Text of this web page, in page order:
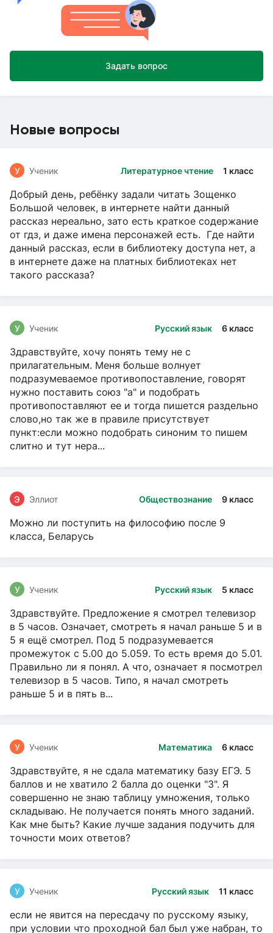
Задать вопрос
Новые вопросы
Литературное чтение 1 класс
У Ученик
Добрый день, ребёнку задали читать Зощенко
Большой человек, в интернете найти данный
рассказ нереально, зато есть краткое содержание
от гдз, и даже имена персонажей есть. Где найти
данный рассказ, если в библиотеку доступа нет, а
в интернете даже на платных библиотеках нет
такого рассказа?
Русский язык 6 класс
У Ученик
Здравствуйте, хочу понять тему не с
прилагательным. Меня больше волнует
подразумеваемое противопоставление, говорят
нужно поставить союз "а" и подобрать
противопоставляют ее и тогда пишется раздельно
слово,но так же в правиле присутствует
пункт:если можно подобрать синоним то пишем
слитно и тут нера...
Обществознание 9 класс
Э Эллиот
Можно ли поступить на философию после 9
класса, Беларусь
Русский язык 5 класс
У Ученик
Здравствуйте. Предложение я смотрел телевизор
в 5 часов. Означает, смотреть я начал раньше 5 и в
5 я ещё смотрел. Под 5 подразумевается
промежуток с 5.00 до 5.059. То есть время до 5.01.
Правильно ли я понял. А что, означает я посмотрел
телевизор в 5 часов. Типо, я начал смотреть
раньше 5 и в пять в...
Математика 6 класс
У Ученик
Здравствуйте, я не сдала математику базу ЕГЭ. 5
баллов и не хватило 2 балла до оценки "3". Я
совершенно не знаю таблицу умножения, только
складываю. Не получается понять много заданий.
Как мне быть? Какие лучше задания подучить для
точности моих ответов?
Русский язык 11 класс
У Ученик
если не явится на пересдачу по русскому языку,
при условии что проходной бал был уже набран, то